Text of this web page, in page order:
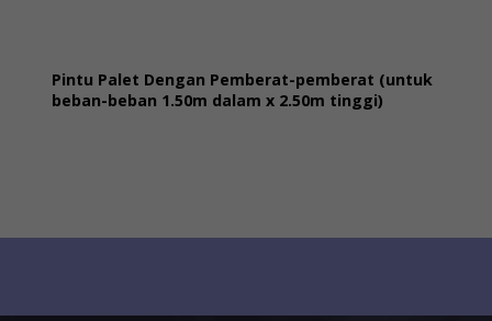
Pintu Palet Dengan Pemberat-pemberat (untuk
beban-beban 1.50m dalam x 2.50m tinggi)